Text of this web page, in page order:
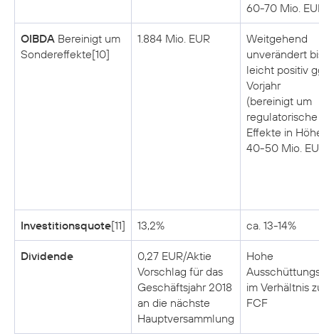
60-70 Mio.
OIBDA Bereinigt um
Sondereffekte[10]
1.884 Mio. EUR
Weitgehend
unverändert
leicht positiv
Vorjahr
(bereinigt um
regulatorische
Effekte in
40-50 Mio.
Investitionsquote[11] 13,2% ca. 13-14%
Dividende
0,27 EUR/Aktie
Vorschlag für das
Geschäftsjahr 2018
an die nächste
Hauptversammlung
Hohe
im Verhältnis
FCF